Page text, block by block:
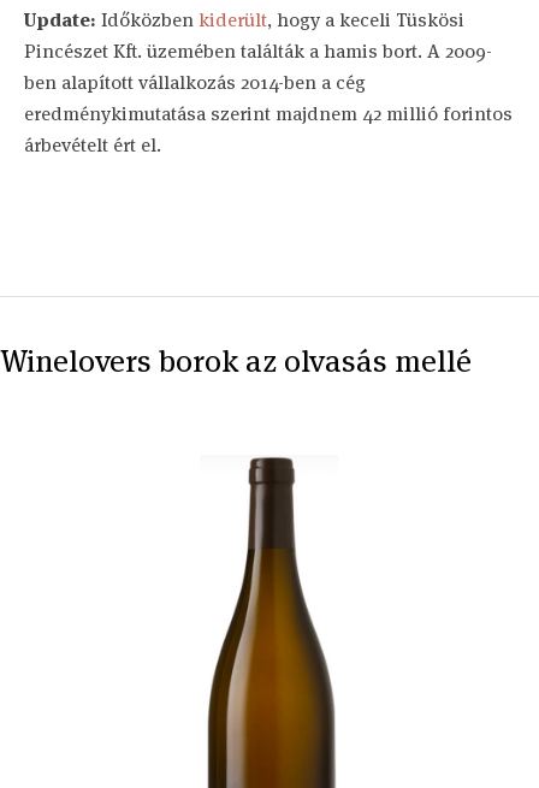
Update: Időközben kiderült, hogy a keceli Tüskösi
Pincészet Kft. üzemében találták a hamis bort. A 2009-
ben alapított vállalkozás 2014-ben a cég
eredménykimutatása szerint majdnem 42 millió forintos
árbevételt ért el.
Winelovers borok az olvasás mellé